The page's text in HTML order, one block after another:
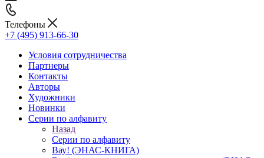
Телефоны
+7 (495) 913-66-30
Условия сотрудничества
Партнеры
Контакты
Авторы
Художники
Новинки
Серии по алфавиту
Назад
Серии по алфавиту
Вау! (ЭНАС-КНИГА)